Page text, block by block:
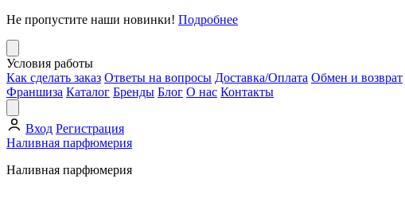
Не пропустите наши новинки! Подробнее
Условия работы
Как сделать заказ Ответы на вопросы Доставка/Оплата Обмен и возврат
Франшиза Каталог Бренды Блог О нас Контакты
Вход Регистрация
Наливная парфюмерия
Наливная парфюмерия